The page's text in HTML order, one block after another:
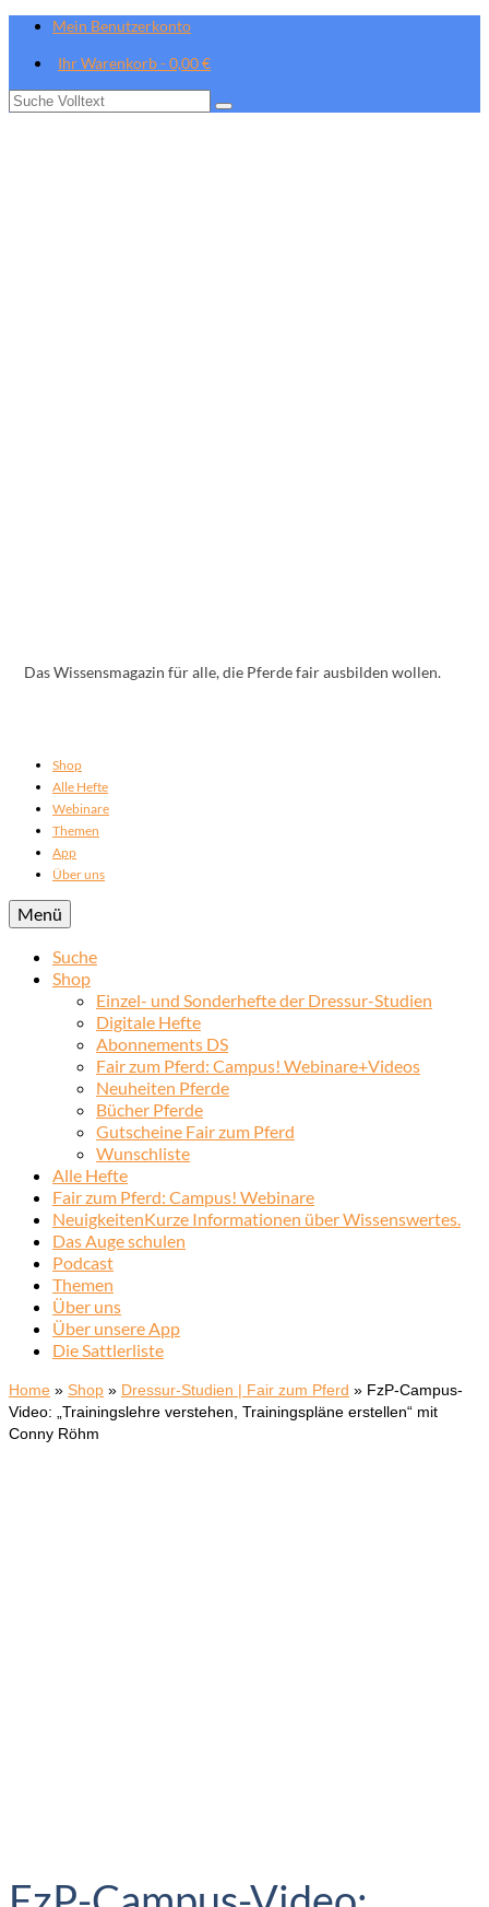
Mein Benutzerkonto
Ihr Warenkorb-0,00€
Suche
Das Wissensmagazin für alle, die Pferde fair ausbilden wollen.
Shop
Alle Hefte
Webinare
Themen
App
Über uns
Menü
Suche
Shop
Einzel- und Sonderhefte der Dressur-Studien
Digitale Hefte
Abonnements DS
Fair zum Pferd: Campus! Webinare+Videos
Neuheiten Pferde
Bücher Pferde
Gutscheine Fair zum Pferd
Wunschliste
Alle Hefte
Fair zum Pferd: Campus! Webinare
NeuigkeitenKurze Informationen über Wissenswertes.
Das Auge schulen
Podcast
Themen
Über uns
Über unsere App
Die Sattlerliste
Home » Shop » Dressur-Studien | Fair zum Pferd » FzP-Campus-
Video: „Trainingslehre verstehen, Trainingspläne erstellen“ mit
Conny Röhm